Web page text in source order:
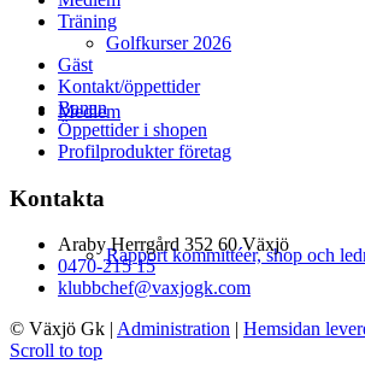
Medlem
Rapport kommittéer, shop och
Träning
Golfkurser 2026
Gäst
Kontakt/öppettider
Banan
Öppettider i shopen
Profilprodukter företag
Kontakta
Araby Herrgård 352 60 Växjö
0470-215 15
klubbchef@vaxjogk.com
© Växjö Gk | Administration | Hemsidan
Scroll to top